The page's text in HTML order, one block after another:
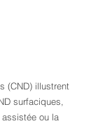
(CND) illustrent
surfaciques,
ou la